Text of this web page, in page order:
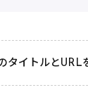
に知っ
スト攻
タイトルとURL